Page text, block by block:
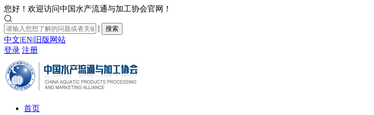
您好！欢迎访问中国水产流通与加工协会官网！

| 搜索
中文|EN| 旧版网站
登录 注册
首页